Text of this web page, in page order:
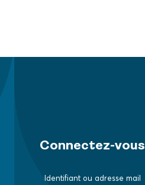
Connectez-vous
Identifiant ou adresse mail